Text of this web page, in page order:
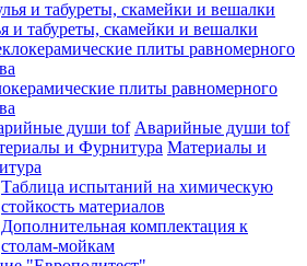
и табуреты, скамейки и вешалки
плиты равномерного
Аварийные души tof
Материалы и
Таблица испытаний на химическую
стойкость материалов
Дополнительная комплектация к
столам-мойкам